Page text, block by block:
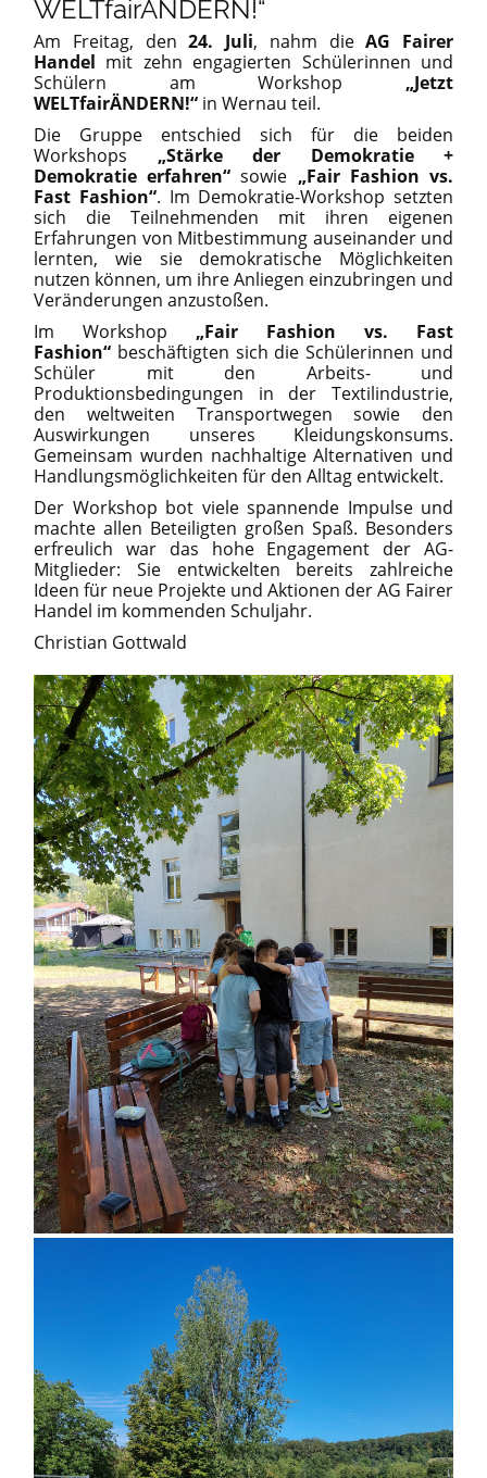
WELTfairÄNDERN!“
Am Freitag, den 24. Juli, nahm die AG Fairer
Handel mit zehn engagierten Schülerinnen und
Schülern am Workshop
„Jetzt
WELTfairÄNDERN!“ in Wernau teil.
Die Gruppe entschied sich für die beiden
Workshops
„Stärke der Demokratie +
Demokratie erfahren“ sowie „Fair Fashion vs.
Fast Fashion“. Im Demokratie-Workshop setzten
sich die Teilnehmenden mit ihren eigenen
Erfahrungen von Mitbestimmung auseinander und
lernten, wie sie demokratische Möglichkeiten
nutzen können, um ihre Anliegen einzubringen und
Veränderungen anzustoßen.
Im Workshop
„Fair Fashion vs. Fast
Fashion“ beschäftigten sich die Schülerinnen und
Schüler mit den Arbeits- und
Produktionsbedingungen in der Textilindustrie,
den weltweiten Transportwegen sowie den
Auswirkungen unseres Kleidungskonsums.
Gemeinsam wurden nachhaltige Alternativen und
Handlungsmöglichkeiten für den Alltag entwickelt.
Der Workshop bot viele spannende Impulse und
machte allen Beteiligten großen Spaß. Besonders
erfreulich war das hohe Engagement der AG-
Mitglieder: Sie entwickelten bereits zahlreiche
Ideen für neue Projekte und Aktionen der AG Fairer
Handel im kommenden Schuljahr.
Christian Gottwald